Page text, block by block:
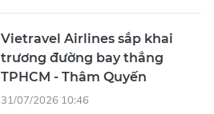
Vietravel Airlines sắp khai
trương đường bay thẳng
TPHCM - Thâm Quyến
31/07/2026 10:46